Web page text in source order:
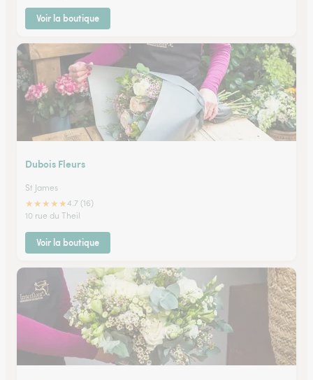
Voir la boutique
Dubois Fleurs
St James
★★★★★4.7 (16)
10 rue du Theil
Voir la boutique